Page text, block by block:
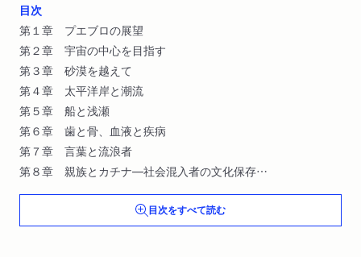
目次
第１章 プエブロの展望
第２章 宇宙の中心を目指す
第３章 砂漠を越えて
第４章 太平洋岸と潮流
第５章 船と浅瀬
第６章 歯と骨、血液と疾病
第７章 言葉と流浪者
第８章 親族とカチナ―社会混入者の文化保存
第９章 コスモロジーと宗教―コッコとカミ
第１０章 「菊と刀」再訪
結語 イティワンナ―宇宙の中心
目次をすべて読む